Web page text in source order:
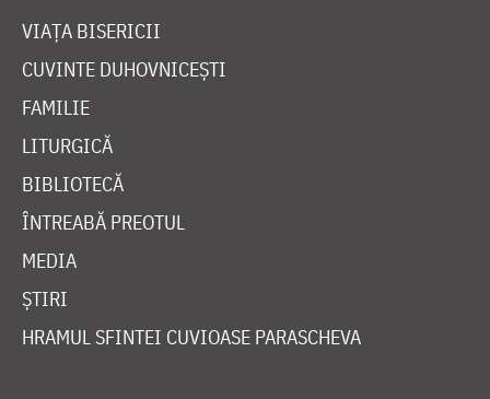
VIAȚA BISERICII
CUVINTE DUHOVNICEȘTI
FAMILIE
LITURGICĂ
BIBLIOTECĂ
ÎNTREABĂ PREOTUL
MEDIA
ȘTIRI
HRAMUL SFINTEI CUVIOASE PARASCHEVA